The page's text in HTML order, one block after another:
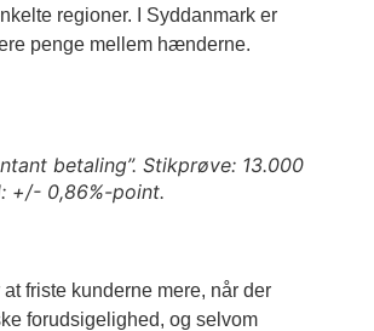
regioner. I Syddanmark er
penge mellem hænderne.
betaling”. Stikprøve: 13.000
+/- 0,86%-point.
friste kunderne mere, når der
forudsigelighed, og selvom